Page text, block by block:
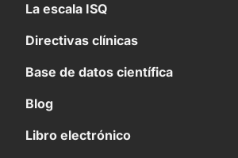
La escala ISQ
Directivas clínicas
Base de datos científica
Blog
Libro electrónico